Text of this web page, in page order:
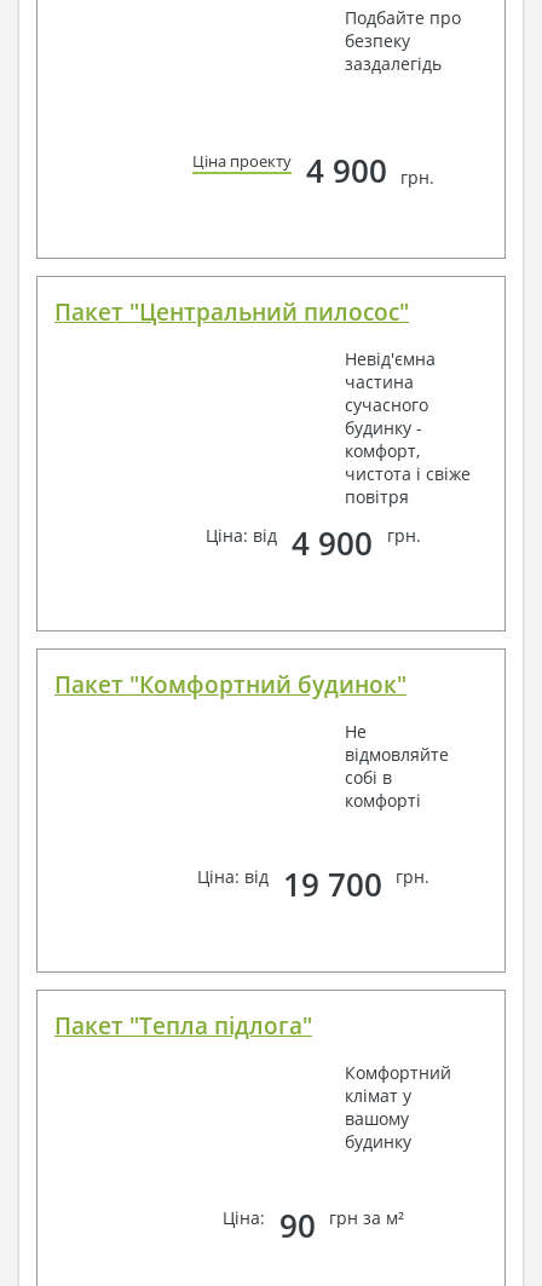
Подбайте про
безпеку
заздалегідь
Ціна проекту 4 900 грн.
Пакет "Центральний пилосос"
Невід'ємна
частина
сучасного
будинку -
комфорт,
чистота і свіже
повітря
Ціна: від
4 900 грн.
Пакет "Комфортний будинок"
Не
відмовляйте
собі в
комфорті
Ціна: від 19 700 грн.
Пакет "Тепла підлога"
Комфортний
клімат у
вашому
будинку
Ціна: 90 грн за м²